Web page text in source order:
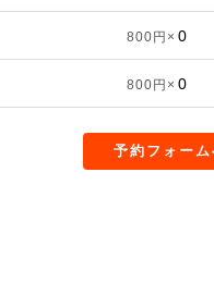
800円×
800円×